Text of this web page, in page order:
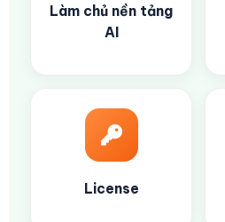
Làm chủ nền tảng
AI
License